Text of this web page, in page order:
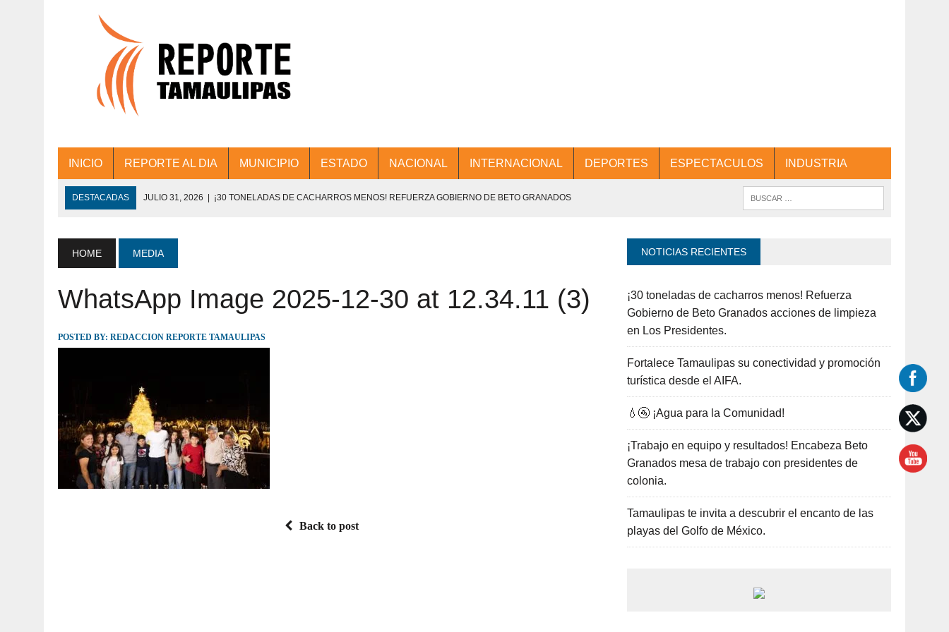
INICIO REPORTE AL DIA MUNICIPIO ESTADO NACIONAL INTERNACIONAL DEPORTES ESPECTACULOS INDUSTRIA
DESTACADAS JULIO 31, 2026 | ¡30 TONELADAS DE CACHARROS MENOS! REFUERZA GOBIERNO DE BETO GRANADOS
JULIO 30, 2026 | 💧🚰 ¡AGUA PARA LA COMUNIDAD!
JULIO 30, 2026 ¡TRABAJO EN EQUIPO Y RESULTADOS! ENCABEZA BETO GRANADOS MESA DE TRABAJO CON PRESIDENTES
JULIO 30, 2026 | TAMAULIPAS TE INVITA A DESCUBRIR EL ENCANTO DE LAS PLAYAS DEL GOLFO DE MÉXICO.
HOME MEDIA
WhatsApp Image 2025-12-30 at 12.34.11 (3)
POSTED BY: REDACCION REPORTE TAMAULIPAS
Back to post
NOTICIAS RECIENTES
¡30 toneladas de cacharros menos! Refuerza
Gobierno de Beto Granados acciones de limpieza
en Los Presidentes.
Fortalece Tamaulipas su conectividad y promoción
turística desde el AIFA.
💧🚰 ¡Agua para la Comunidad!
¡Trabajo en equipo y resultados! Encabeza Beto
Granados mesa de trabajo con presidentes de
colonia.
Tamaulipas te invita a descubrir el encanto de las
playas del Golfo de México.